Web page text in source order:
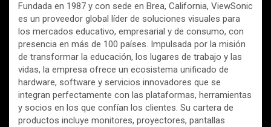
Fundada en 1987 y con sede en Brea, California, ViewSonic
es un proveedor global líder de soluciones visuales para
los mercados educativo, empresarial y de consumo, con
presencia en más de 100 países. Impulsada por la misión
de transformar la educación, los lugares de trabajo y las
vidas, la empresa ofrece un ecosistema unificado de
hardware, software y servicios innovadores que se
integran perfectamente con las plataformas, herramientas
y socios en los que confían los clientes. Su cartera de
productos incluye monitores, proyectores, pantallas